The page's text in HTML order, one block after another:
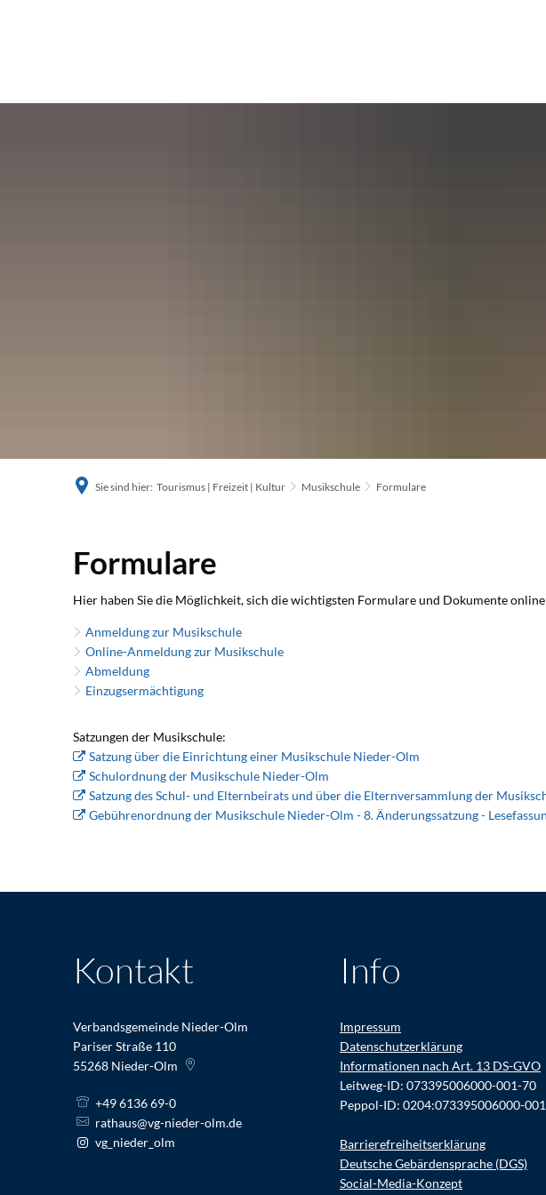
Sie sind hier: Tourismus | Freizeit | Kultur Musikschule Formulare
FormulareFormulare
Hier haben Sie die Möglichkeit, sich die wichtigsten Formulare und Dokumente
Anmeldung zur Musikschule
Online-Anmeldung zur Musikschule
Abmeldung
Einzugsermächtigung
Satzungen der Musikschule:
Satzung über die Einrichtung einer Musikschule Nieder-Olm
Schulordnung der Musikschule Nieder-Olm
Satzung des Schul- und Elternbeirats und über die Elternversammlung der
Gebührenordnung der Musikschule Nieder-Olm - 8. Änderungssatzung -
Kontakt
Verbandsgemeinde Nieder-Olm
Pariser Straße 110
55268 Nieder-Olm
+49 6136 69-0
rathaus@vg-nieder-olm.de
vg_nieder_olm
Info
Impressum
Datenschutzerklärung
Informationen nach Art. 13 DS-GVO
Leitweg-ID: 073395006000-001-70
Peppol-ID: 0204:073395006000-
Barrierefreiheitserklärung
Deutsche Gebärdensprache (DGS)
Social-Media-Konzept